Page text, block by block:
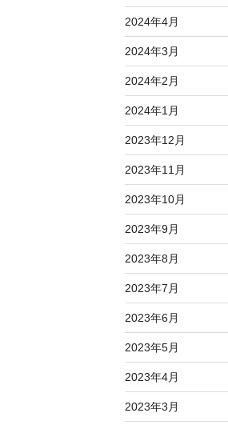
2024年4月
2024年3月
2024年2月
2024年1月
2023年12月
2023年11月
2023年10月
2023年9月
2023年8月
2023年7月
2023年6月
2023年5月
2023年4月
2023年3月